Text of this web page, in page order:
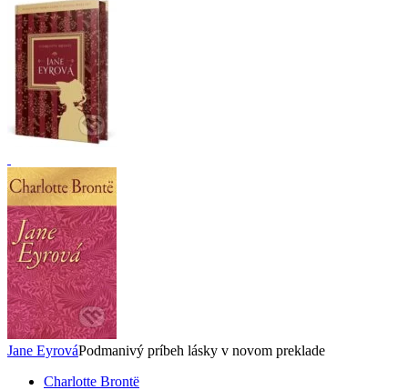
Jane EyrováPodmanivý príbeh lásky v novom preklade
Charlotte Brontë